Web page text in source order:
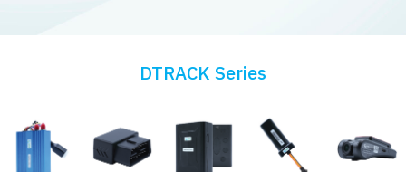
DTRACK Series